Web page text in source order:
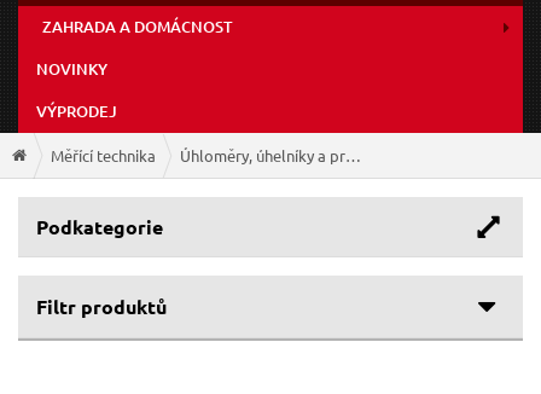
ZAHRADA A DOMÁCNOST
NOVINKY
VÝPRODEJ
Měřící technika Úhloměry, úhelníky a pravítka
Podkategorie
Filtr produktů